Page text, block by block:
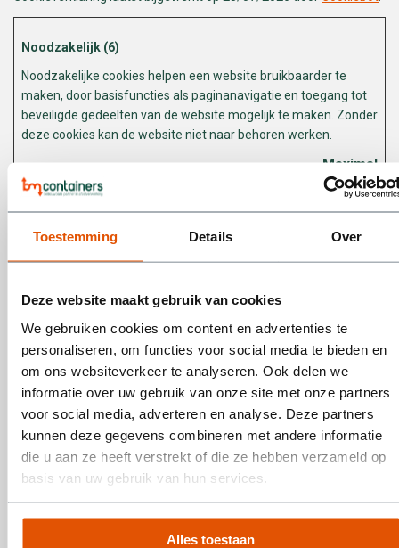
Toestemming Details Over
Deze website maakt gebruik van cookies
We gebruiken cookies om content en advertenties te
personaliseren, om functies voor social media te bieden en
om ons websiteverkeer te analyseren. Ook delen we
informatie over uw gebruik van onze site met onze partners
voor social media, adverteren en analyse. Deze partners
kunnen deze gegevens combineren met andere informatie
die u aan ze heeft verstrekt of die ze hebben verzameld op
basis van uw gebruik van hun services.
Alles toestaan
Noodzakelijk (6)
Noodzakelijke cookies helpen een website bruikbaarder te
maken, door basisfuncties als paginanavigatie en toegang tot
beveiligde gedeelten van de website mogelijk te maken. Zonder
deze cookies kan de website niet naar behoren werken.
Maximale
ntainers.nl
onderscheid te
mensen en bots. Dit
website om juiste
gebruik van de
website te maken.
1 dag
cf.turnstile.
u
Cloudflare
Deze cookie wordt
gebruikt om
onderscheid te
maken tussen
mensen en bots.
Perman
ent
CookieCon
sent
Cookiebot
Slaat de
cookiestatus van de
1 jaar
www.bmco
Houdt